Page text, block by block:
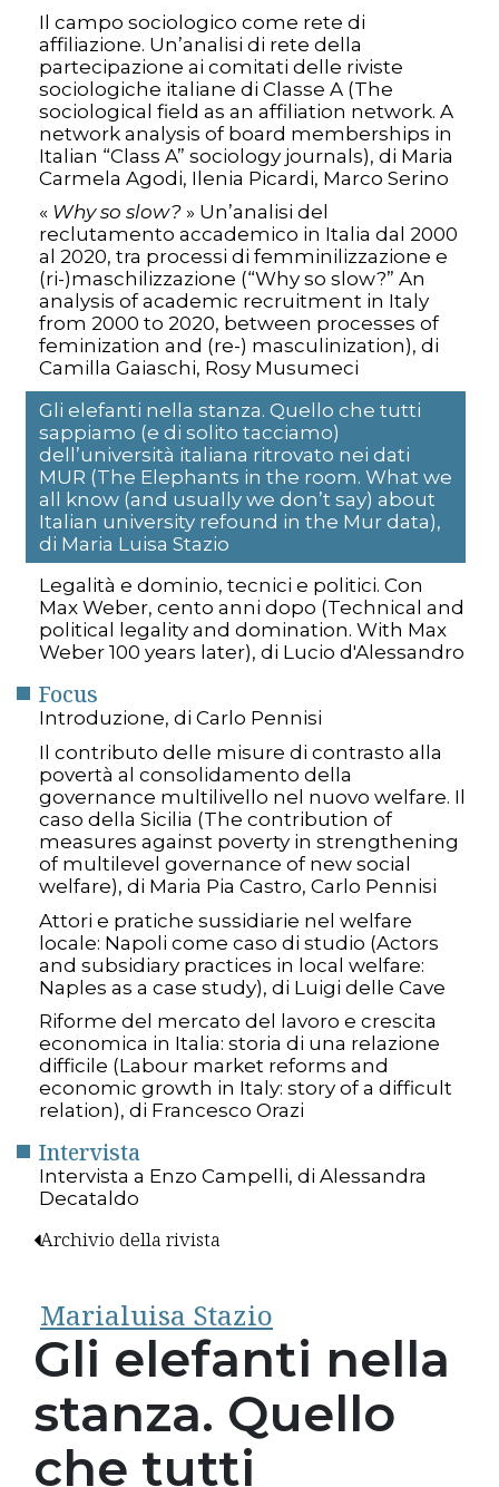
Il campo sociologico come rete di
affiliazione. Un’analisi di rete della
partecipazione ai comitati delle riviste
sociologiche italiane di Classe A (The
sociological field as an affiliation network. A
network analysis of board memberships in
Italian “Class A” sociology journals), di Maria
Carmela Agodi, Ilenia Picardi, Marco Serino
« Why so slow? » Un’analisi del
reclutamento accademico in Italia dal 2000
al 2020, tra processi di femminilizzazione e
(ri-)maschilizzazione (“Why so slow?” An
analysis of academic recruitment in Italy
from 2000 to 2020, between processes of
feminization and (re-) masculinization), di
Camilla Gaiaschi, Rosy Musumeci
Gli elefanti nella stanza. Quello che tutti
sappiamo (e di solito tacciamo)
dell’università italiana ritrovato nei dati
MUR (The Elephants in the room. What we
all know (and usually we don’t say) about
Italian university refound in the Mur data),
di Maria Luisa Stazio
Legalità e dominio, tecnici e politici. Con
Max Weber, cento anni dopo (Technical and
political legality and domination. With Max
Weber 100 years later), di Lucio d'Alessandro
Focus
Introduzione, di Carlo Pennisi
Il contributo delle misure di contrasto alla
povertà al consolidamento della
governance multilivello nel nuovo welfare. Il
caso della Sicilia (The contribution of
measures against poverty in strengthening
of multilevel governance of new social
welfare), di Maria Pia Castro, Carlo Pennisi
Attori e pratiche sussidiarie nel welfare
locale: Napoli come caso di studio (Actors
and subsidiary practices in local welfare:
Naples as a case study), di Luigi delle Cave
Riforme del mercato del lavoro e crescita
economica in Italia: storia di una relazione
difficile (Labour market reforms and
economic growth in Italy: story of a difficult
relation), di Francesco Orazi
Intervista
Intervista a Enzo Campelli, di Alessandra
Decataldo
Archivio della rivista
Marialuisa Stazio
Gli elefanti nella
stanza. Quello
che tutti